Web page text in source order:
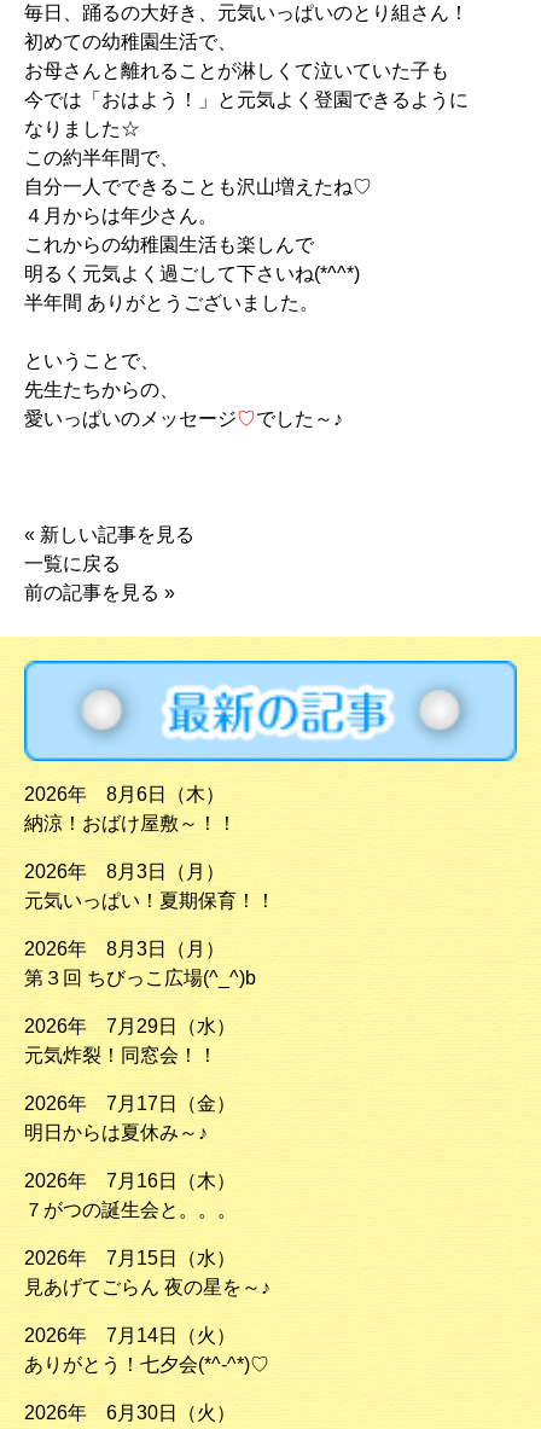
毎日、踊るの大好き、元気いっぱいのとり組さん！
初めての幼稚園生活で、
お母さんと離れることが淋しくて泣いていた子も
今では「おはよう！」と元気よく登園できるように
なりました☆
この約半年間で、
自分一人でできることも沢山増えたね♡
４月からは年少さん。
これからの幼稚園生活も楽しんで
明るく元気よく過ごして下さいね(*^^*)
半年間 ありがとうございました。
ということで、
先生たちからの、
愛いっぱいのメッセージ♡でした～♪
« 新しい記事を見る
一覧に戻る
前の記事を見る »
2026年 8月6日（木）
納涼！おばけ屋敷～！！
2026年 8月3日（月）
元気いっぱい！夏期保育！！
2026年 8月3日（月）
第３回 ちびっこ広場(^_^)b
2026年 7月29日（水）
元気炸裂！同窓会！！
2026年 7月17日（金）
明日からは夏休み～♪
2026年 7月16日（木）
７がつの誕生会と。。。
2026年 7月15日（水）
見あげてごらん 夜の星を～♪
2026年 7月14日（火）
ありがとう！七夕会(*^-^*)♡
2026年 6月30日（火）